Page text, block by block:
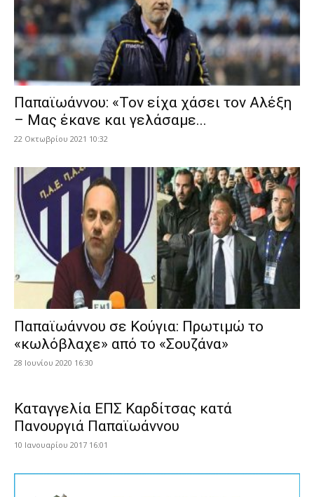
Παπαϊωάννου: «Τον είχα χάσει τον Αλέξη
– Μας έκανε και γελάσαμε...
22 Οκτωβρίου 2021 10:32
Παπαϊωάννου σε Κούγια: Πρωτιμώ το
«κωλόβλαχε» από το «Σουζάνα»
28 Ιουνίου 2020 16:30
Καταγγελία ΕΠΣ Καρδίτσας κατά
Πανουργιά Παπαϊωάννου
10 Ιανουαρίου 2017 16:01